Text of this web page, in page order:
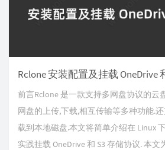
Rclone 安装配置及挂载 OneDrive
前言Rclone 是一款支持多网盘协议的云
网盘的上传,下载,相互传输等多种功能.
载到本地磁盘.本文将简单介绍在 Linux
实践挂载 OneDrive 和 S3 存储协议. 本文